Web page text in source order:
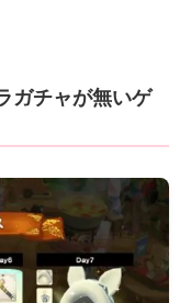
ガチャが無いゲ